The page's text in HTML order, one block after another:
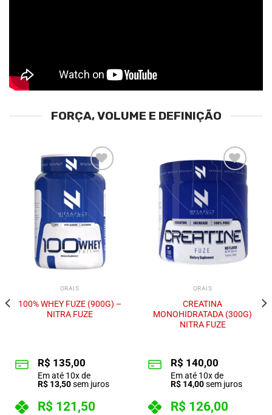
FORÇA, VOLUME E DEFINIÇÃO
Adicionar
à lista de
desejos
ORAIS
100% WHEY FUZE (900G) –
NITRA FUZE
R$ 135,00
Em até 10x de
R$13,50sem juros
R$ 121,50
Adicionar
à lista de
desejos
ORAIS
CREATINA
MONOHIDRATADA (300G)
NITRA FUZE
R$ 140,00
Em até 10x de
R$14,00sem juros
R$ 126,00